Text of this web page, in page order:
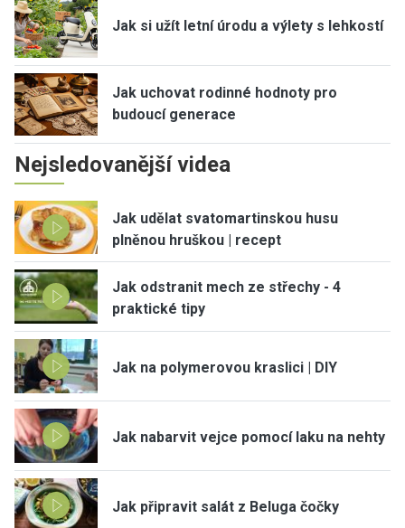
Jak si užít letní úrodu a výlety s lehkostí
Jak uchovat rodinné hodnoty pro
budoucí generace
Nejsledovanější videa
Jak udělat svatomartinskou husu
plněnou hruškou | recept
Jak odstranit mech ze střechy - 4
praktické tipy
Jak na polymerovou kraslici | DIY
Jak nabarvit vejce pomocí laku na nehty
Jak připravit salát z Beluga čočky